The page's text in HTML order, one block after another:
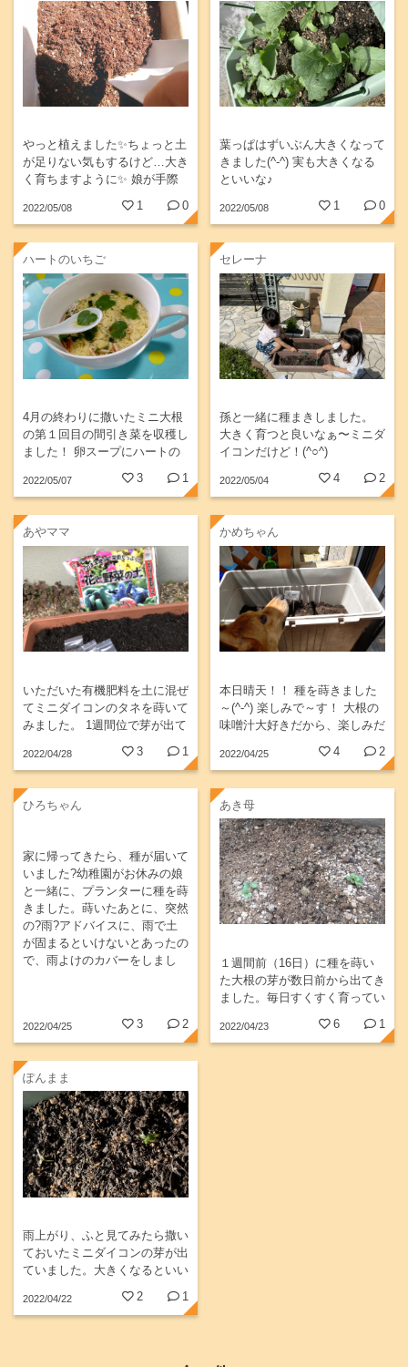
やっと植えました✨ちょっと土
が足りない気もするけど…大き
く育ちますように✨ 娘が手際
よく土を入れて植えてくれまし
た😊
2022/05/08 1 0
葉っぱはずいぶん大きくなって
きました(^-^) 実も大きくなる
といいな♪
2022/05/08 1 0
ハートのいちご
4月の終わりに撒いたミニ大根
の第１回目の間引き菜を収穫し
ました！ 卵スープにハートの
形を浮かべて💕 成長エネルギ
ーをいただきます🍴🙏
2022/05/07 3 1
セレーナ
孫と一緒に種まきしました。
大きく育つと良いなぁ〜ミニダ
イコンだけど！(^○^)
2022/05/04 4 2
あやママ
いただいた有機肥料を土に混ぜ
てミニダイコンのタネを蒔いて
みました。 1週間位で芽が出て
2022/04/28 3 1
かめちゃん
本日晴天！！ 種を蒔きました
～(^-^) 楽しみで～す！ 大根の
味噌汁大好きだから、楽しみだ
2022/04/25 4 2
ひろちゃん
家に帰ってきたら、種が届いて
いました?幼稚園がお休みの娘
と一緒に、プランターに種を蒔
きました。蒔いたあとに、突然
の?雨?アドバイスに、雨で土
が固まるといけないとあったの
で、雨よけのカバーをしまし
2022/04/25 3 2
あき母
１週間前（16日）に種を蒔い
た大根の芽が数日前から出てき
ました。毎日すくすく育ってい
2022/04/23 6 1
ぽんまま
雨上がり、ふと見てみたら撒い
ておいたミニダイコンの芽が出
ていました。大きくなるといい
2022/04/22 2 1